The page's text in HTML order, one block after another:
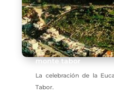
monte tabor
La celebración de la
Tabor.